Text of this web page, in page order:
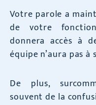
Votre parole a
de votre
donnera accès à
équipe n’aura pas à
De plus,
souvent de la